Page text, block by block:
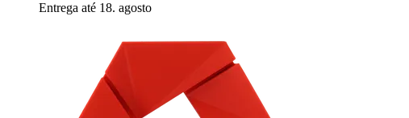
Entrega até 18. agosto